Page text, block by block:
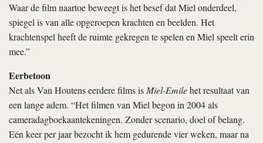
Waar de film naartoe beweegt is het besef dat Miel onderdeel,
spiegel is van alle opgeroepen krachten en beelden. Het
krachtenspel heeft de ruimte gekregen te spelen en Miel speelt erin
mee.”
Eerbetoon
Net als Van Houtens eerdere films is Miel-Emilehet resultaat van
een lange adem. “Het filmen van Miel begon in 2004 als
cameradagboekaantekeningen. Zonder scenario, doel of belang.
Eén keer per jaar bezocht ik hem gedurende vier weken, maar na